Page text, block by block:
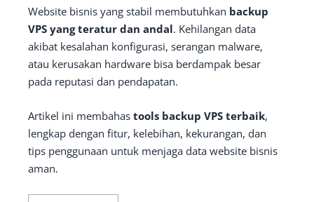
Website bisnis yang stabil membutuhkan backup
VPS yang teratur dan andal. Kehilangan data
akibat kesalahan konfigurasi, serangan malware,
atau kerusakan hardware bisa berdampak besar
pada reputasi dan pendapatan.
Artikel ini membahas tools backup VPS terbaik,
lengkap dengan fitur, kelebihan, kekurangan, dan
tips penggunaan untuk menjaga data website bisnis
aman.